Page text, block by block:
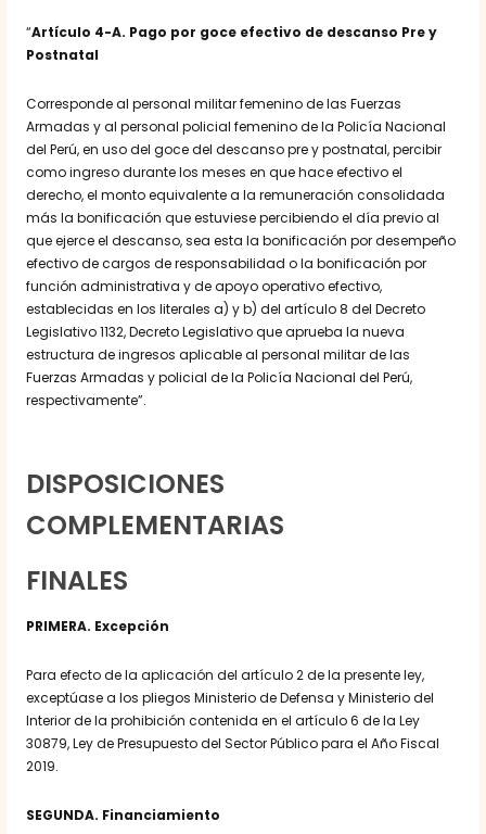
“Artículo 4-A. Pago por goce efectivo de descanso Pre y
Postnatal
Corresponde al personal militar femenino de las Fuerzas
Armadas y al personal policial femenino de la Policía Nacional
del Perú, en uso del goce del descanso pre y postnatal, percibir
como ingreso durante los meses en que hace efectivo el
derecho, el monto equivalente a la remuneración consolidada
más la bonificación que estuviese percibiendo el día previo al
que ejerce el descanso, sea esta la bonificación por desempeño
efectivo de cargos de responsabilidad o la bonificación por
función administrativa y de apoyo operativo efectivo,
establecidas en los literales a) y b) del artículo 8 del Decreto
Legislativo 1132, Decreto Legislativo que aprueba la nueva
estructura de ingresos aplicable al personal militar de las
Fuerzas Armadas y policial de la Policía Nacional del Perú,
respectivamente”.
DISPOSICIONES
COMPLEMENTARIAS
FINALES
PRIMERA. Excepción
Para efecto de la aplicación del artículo 2 de la presente ley,
exceptúase a los pliegos Ministerio de Defensa y Ministerio del
Interior de la prohibición contenida en el artículo 6 de la Ley
30879, Ley de Presupuesto del Sector Público para el Año Fiscal
2019.
SEGUNDA. Financiamiento